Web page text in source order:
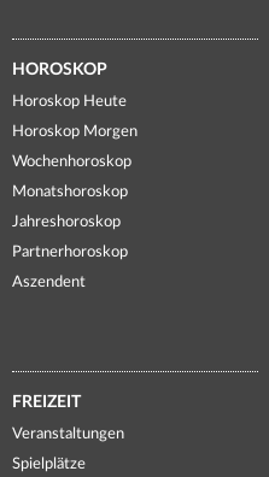
HOROSKOP
Horoskop Heute
Horoskop Morgen
Wochenhoroskop
Monatshoroskop
Jahreshoroskop
Partnerhoroskop
Aszendent
FREIZEIT
Veranstaltungen
Spielplätze